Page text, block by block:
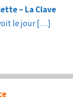
– La Clave
le jour[…]